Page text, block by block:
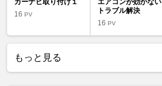
カーナビ取り付け１
16 PV
エアコンが効かない
トラブル解決
16PV
もっと見る